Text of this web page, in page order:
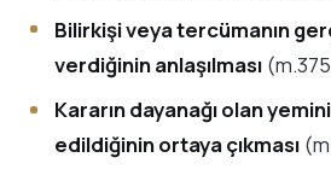
Bilirkişi veya tercümanın
verdiğinin anlaşılması
Kararın dayanağı olan
edildiğinin ortaya çıkması